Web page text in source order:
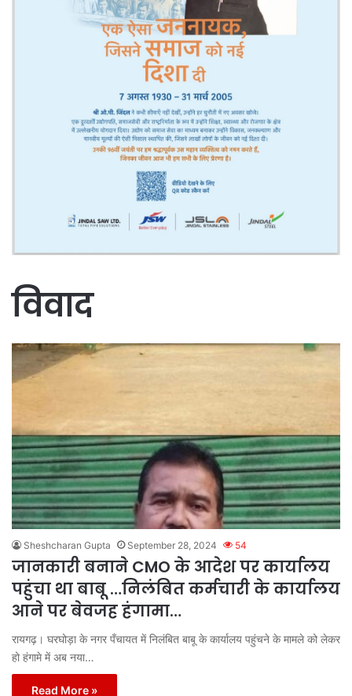
विवाद
Sheshcharan Gupta September 28, 2024 54
जानकारी बनाने CMO के आदेश पर कार्यालय
पहुंचा था बाबू …निलंबित कर्मचारी के कार्यालय
आने पर बेवजह हंगामा…
रायगढ़। घरघोड़ा के नगर पँचायत में निलंबित बाबू के कार्यालय पहुंचने के मामले को लेकर
हो हंगामे में अब नया…
Read More »